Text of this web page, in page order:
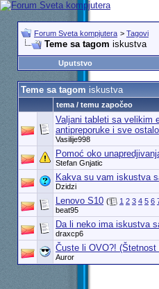
Forum Sveta kompjutera > Tagovi
Teme sa tagom iskustva
Uputstvo
Teme sa tagom iskustva
tema / temu započeo
Valjani tableti sa velikim
antipreporuke i sve ostalo
Vasilije998
Pomoć oko
Stefan Gnjatic
Kakva su vam iskustva
Dzidzi
Lenovo S10 ( 1 2 3 4 5 6
beat95
Da li neko ima iskustva
draxcp6
Čuste li OVO?! (Štetnost
Auror